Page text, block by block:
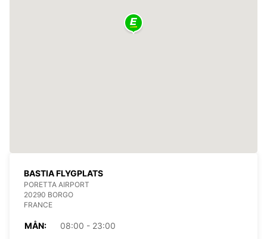
BASTIA FLYGPLATS
PORETTA AIRPORT
20290 BORGO
FRANCE
MÅN:
08:00 - 23:00